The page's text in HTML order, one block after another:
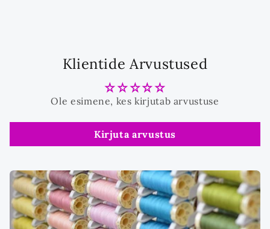
Klientide Arvustused
Ole esimene, kes kirjutab arvustuse
Kirjuta arvustus